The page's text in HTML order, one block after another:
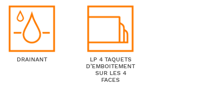
DRAINANT
LP 4 TAQUETS
D’EMBOITEMENT
SUR LES 4
FACES